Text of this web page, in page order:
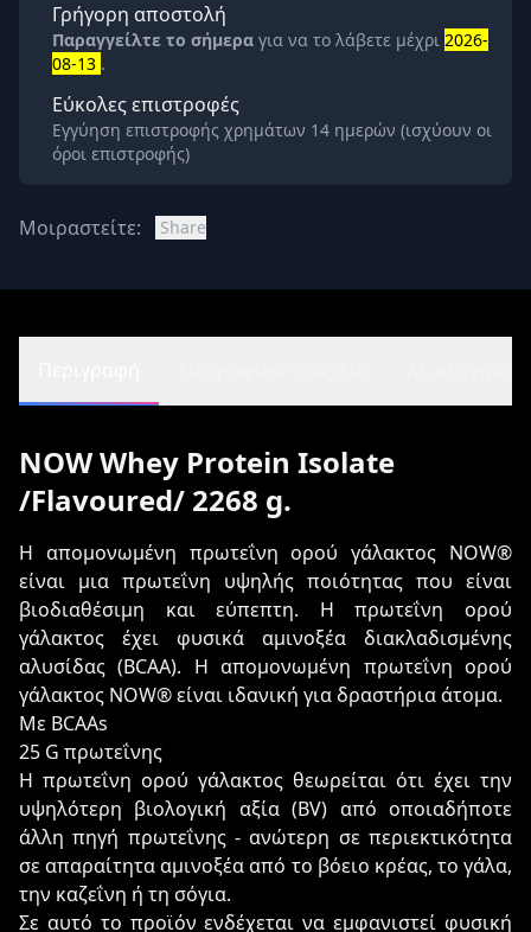
Γρήγορη αποστολή
Παραγγείλτε το σήμερα για να το λάβετε μέχρι 2026-
08-13 .
Εύκολες επιστροφές
Εγγύηση επιστροφής χρημάτων 14 ημερών (ισχύουν οι
όροι επιστροφής)
Μοιραστείτε: Share
NOW Whey Protein Isolate
/Flavoured/ 2268 g.
Η απομονωμένη πρωτεΐνη ορού γάλακτος NOW®
είναι μια πρωτεΐνη υψηλής ποιότητας που είναι
βιοδιαθέσιμη και εύπεπτη. Η πρωτεΐνη ορού
γάλακτος έχει φυσικά αμινοξέα διακλαδισμένης
αλυσίδας (BCAA). Η απομονωμένη πρωτεΐνη ορού
γάλακτος NOW® είναι ιδανική για δραστήρια άτομα.
Με BCAAs
25 G πρωτεΐνης
Η πρωτεΐνη ορού γάλακτος θεωρείται ότι έχει την
υψηλότερη βιολογική αξία (BV) από οποιαδήποτε
άλλη πηγή πρωτεΐνης - ανώτερη σε περιεκτικότητα
σε απαραίτητα αμινοξέα από το βόειο κρέας, το γάλα,
την καζεΐνη ή τη σόγια.
Σε αυτό το προϊόν ενδέχεται να εμφανιστεί φυσική